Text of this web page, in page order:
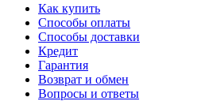
Как купить
Способы оплаты
Способы доставки
Кредит
Гарантия
Возврат и обмен
Вопросы и ответы